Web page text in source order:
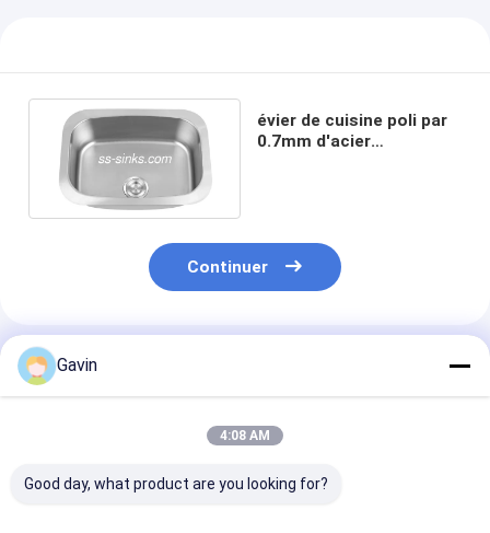
évier de cuisine poli par
0.7mm d'acier
Continuer
Produits Recommandés
Gavin
4:08 AM
Good day, what product are you looking for?